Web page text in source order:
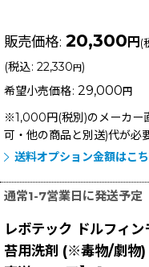
販売価格: 20,300 円 (
(税込: 22,330 円)
希望小売価格: 29,000 円
※1,000円(税別)のメーカー
可・他の商品と別送)代が必
送料オプション金額はこ
通常1-7営業日に発送予定
レボテック ドルフィ
苔用洗剤 (※毒物/劇物)